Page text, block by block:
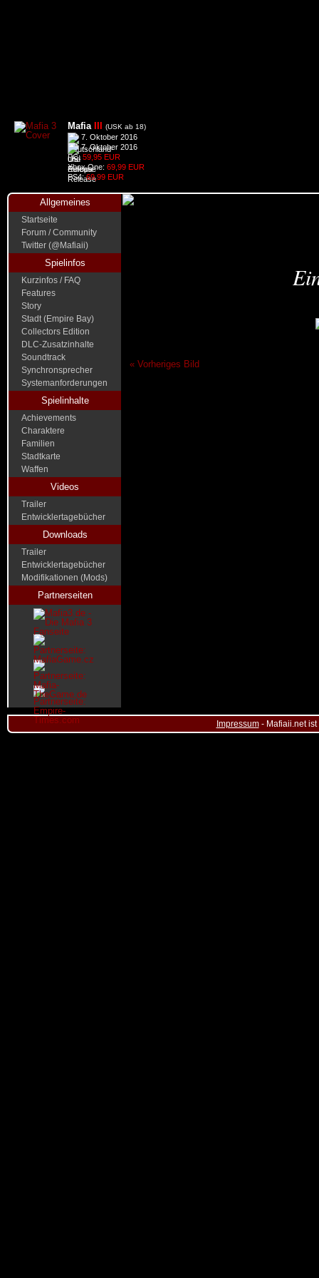
Mafia (USK ab 18)
7. Oktober 2016
7. Oktober 2016
PC: 59,95 EUR
Xbox One: 69,99 EUR
PS4:69,99 EUR
Allgemeines
Startseite
Forum / Community
Twitter (@Mafiaii)
Spielinfos
Kurzinfos / FAQ
Features
Story
Stadt (Empire Bay)
Collectors Edition
DLC-Zusatzinhalte
Soundtrack
Synchronsprecher
Systemanforderungen
Spielinhalte
Achievements
Charaktere
Familien
Stadtkarte
Waffen
Videos
Trailer
Entwicklertagebücher
Downloads
Trailer
Entwicklertagebücher
Modifikationen (Mods)
Partnerseiten
« Vorheriges Bild
Impressum- Mafiaii.net ist